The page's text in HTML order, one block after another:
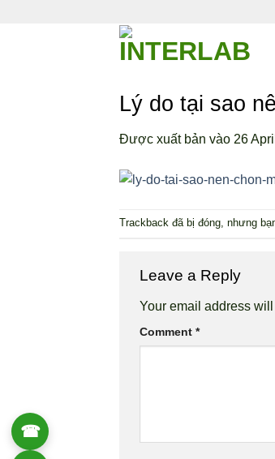
Lý do tại sao
Được xuất bản vào 26
Trackback đã bị đóng, nhưng
Leave a Reply
Your email address
Comment *
☎